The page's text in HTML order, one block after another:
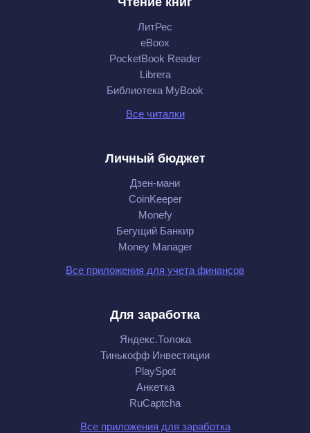
ЛитРес
eBoox
PocketBook Reader
Librera
Библиотека MyBook
Все читалки
Личный бюджет
Дзен-мани
CoinKeeper
Monefy
Бегущий Банкир
Money Manager
Все приложения для учета финансов
Для заработка
Яндекс.Толока
Тинькофф Инвестиции
PlaySpot
Анкетка
RuCaptcha
Все приложения для заработка